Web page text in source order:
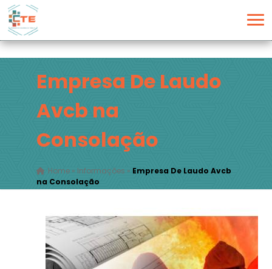
Empresa De Laudo
Avcb na
Consolação
Home» Informações » Empresa De Laudo Avcb
na Consolação